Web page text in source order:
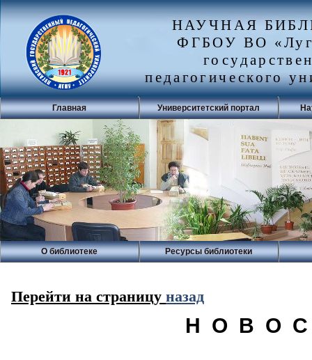
НАУЧНАЯ
ФГБОУ ВО
педагогического
Главная Университетский портал
О библиотеке Ресурсы библиотеки
Перейти на страницу назад
Н О В О